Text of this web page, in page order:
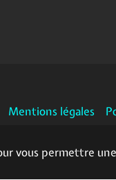
vous permettre
Mentions légales